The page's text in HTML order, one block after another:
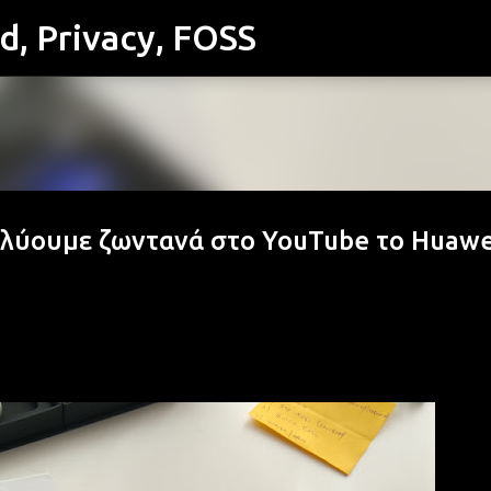
Μετάβαση στο κύριο περιεχόμενο
Privacy, FOSS
ζωντανά στο YouTube το